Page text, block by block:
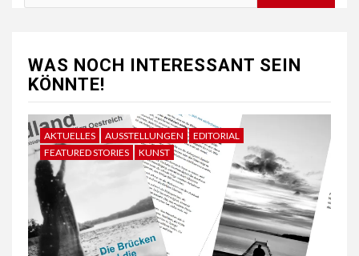
nach:
WAS NOCH INTERESSANT SEIN
KÖNNTE!
AKTUELLES AUSSTELLUNGEN
EDITORIAL
FEATURED STORIES
KUNST